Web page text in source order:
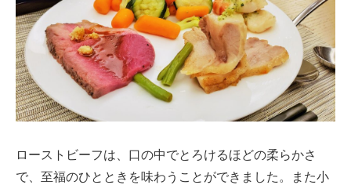
ローストビーフは、口の中でとろけるほどの柔らかさ
で、至福のひとときを味わうことができました。また小